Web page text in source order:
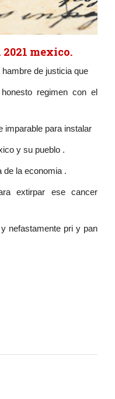
mexico.
de justicia que
regimen con el
imparable para instalar
y su pueblo .
de la economia .
extirpar ese cancer
nefastamente pri y pan